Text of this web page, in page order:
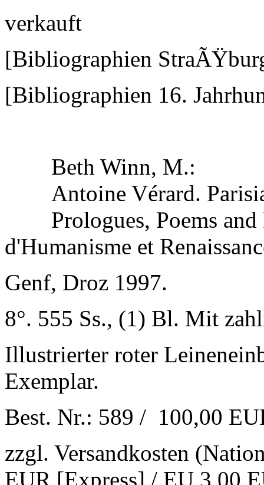
verkauft
[Bibliographien
[Bibliographien 16.
Beth Winn, M.:
Antoine Vérard.
Prologues, Poems
d'Humanisme et
Genf, Droz 1997.
8°. 555 Ss., (1) Bl. Mit
Illustrierter roter
Exemplar.
Best. Nr.: 589 / 100,00
zzgl. Versandkosten
EUR [Express] / EU 3,00